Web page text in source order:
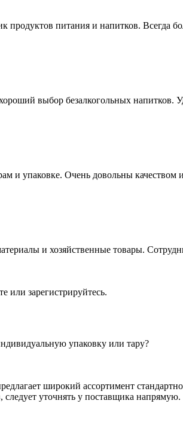
питания и напитков. Всегда
выбор безалкогольных напитков.
и упаковке. Очень довольны
и хозяйственные товары.
или зарегистрируйтесь.
упаковку или тару?
широкий ассортимент
следует уточнять у поставщика напрямую.